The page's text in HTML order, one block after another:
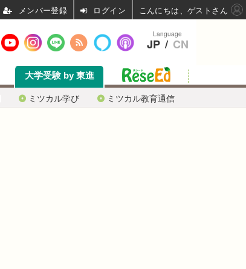
ミツカル学び ミツカル教育通信
大学受験 by 東進
Language
JP / CN
ログイン こんにちは、ゲストさん